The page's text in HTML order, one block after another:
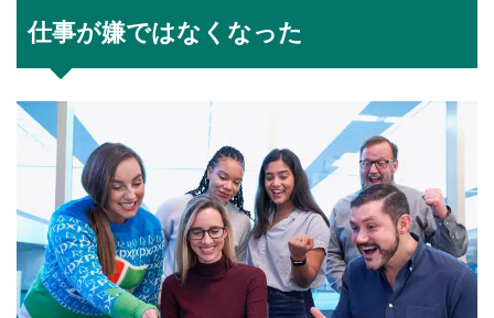
仕事が嫌ではなくなった